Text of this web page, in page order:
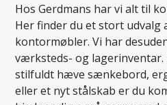
Hos Gerdmans har vi alt til
Her finder du et stort udvalg
kontormøbler. Vi har
værksteds- og
stilfuldt hæve sænkebord,
eller et nyt stålskab er du